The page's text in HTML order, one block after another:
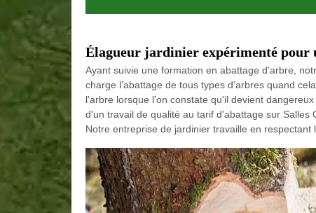
Élagueur jardinier expérimenté pour
Ayant suivie une formation en abattage d'arbre,
charge l’abattage de tous types d’arbres quand
l'arbre lorsque l'on constate qu'il devient
d'un travail de qualité au tarif d'abattage sur Salles
Notre entreprise de jardinier travaille en